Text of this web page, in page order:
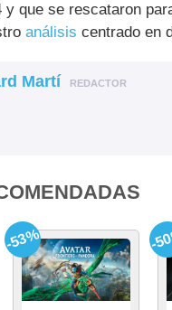
y que se rescataron
análisis centrado en
Martí REDACTOR
-53% -